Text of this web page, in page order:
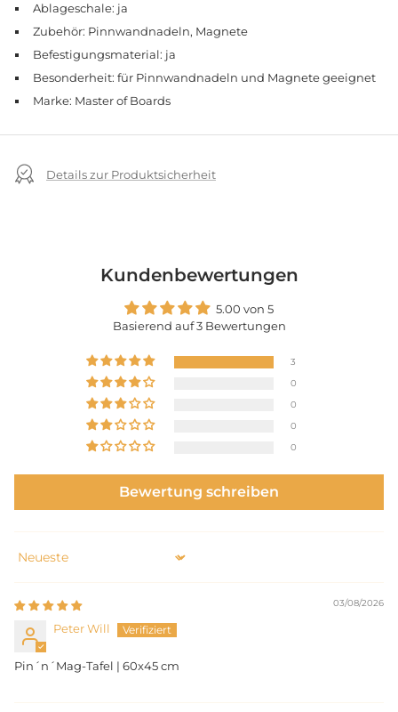
Ablageschale: ja
Zubehör: Pinnwandnadeln, Magnete
Befestigungsmaterial: ja
Besonderheit: für Pinnwandnadeln und Magnete geeignet
Marke: Master of Boards
Details zur Produktsicherheit
Kundenbewertungen
5.00 von 5
Basierend auf 3 Bewertungen
3
0
0
0
0
Bewertung schreiben
Sort by
03/08/2026
Peter Will
Pin´n´Mag-Tafel | 60x45 cm